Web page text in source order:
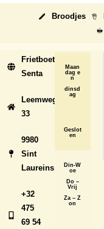
Broodjes
Frietboetiek
Senta
Leemweg
33
9980
Sint
Laureins
+32
475
69 54
Maan
dag e
n
dinsd
ag
Geslot
en
Din-W
oe
Do –
Vrij
Za – Z
on